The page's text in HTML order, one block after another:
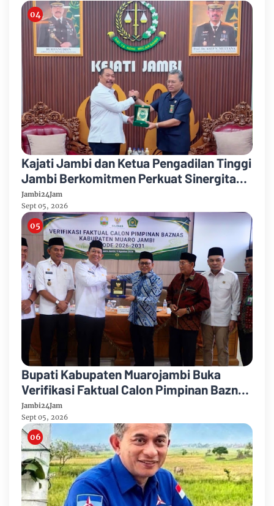
Kajati Jambi dan Ketua Pengadilan Tinggi
Jambi Berkomitmen Perkuat Sinergitas
Penegakan Hukum
Jambi24Jam
Sept 05, 2026
Bupati Kabupaten Muarojambi Buka
Verifikasi Faktual Calon Pimpinan Baznas
Tahun 2026-2031
Jambi24Jam
Sept 05, 2026